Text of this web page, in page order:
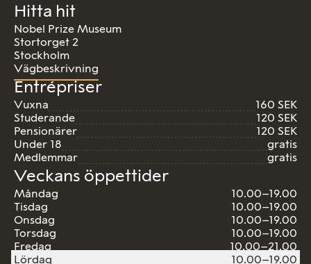
Hitta hit
Nobel Prize Museum
Stortorget 2
Stockholm
Vägbeskrivning
Entrépriser
Vuxna
160 SEK
Studerande
120 SEK
Pensionärer
120 SEK
Under 18
gratis
Medlemmar
gratis
Veckans öppettider
Måndag
10.00–19.00
Tisdag
10.00–19.00
Onsdag
10.00–19.00
Torsdag
10.00–19.00
Fredag
10.00–21.00
Lördag
10.00–19.00